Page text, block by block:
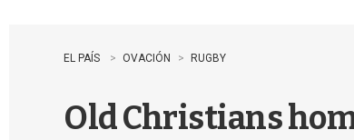
EL PAÍS OVACIÓN RUGBY
Old Christians